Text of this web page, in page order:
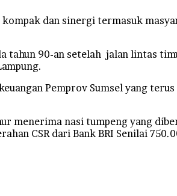
kompak dan sinergi termasuk
tahun 90-an setelah jalan lintas
Pemprov Sumsel yang
menerima nasi tumpeng yang
CSR dari Bank BRI Senilai